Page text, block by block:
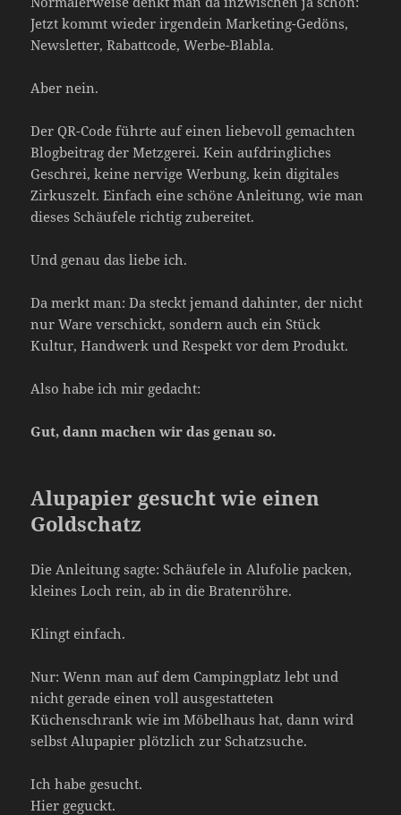
Jetzt kommt wieder irgendein Marketing-Gedöns,
Newsletter, Rabattcode, Werbe-Blabla.
Aber nein.
Der QR-Code führte auf einen liebevoll gemachten
Blogbeitrag der Metzgerei. Kein aufdringliches
Geschrei, keine nervige Werbung, kein digitales
Zirkuszelt. Einfach eine schöne Anleitung, wie man
dieses Schäufele richtig zubereitet.
Und genau das liebe ich.
Da merkt man: Da steckt jemand dahinter, der nicht
nur Ware verschickt, sondern auch ein Stück
Kultur, Handwerk und Respekt vor dem Produkt.
Also habe ich mir gedacht:
Gut, dann machen wir das genau so.
Alupapier gesucht wie einen
Goldschatz
Die Anleitung sagte: Schäufele in Alufolie packen,
kleines Loch rein, ab in die Bratenröhre.
Klingt einfach.
Nur: Wenn man auf dem Campingplatz lebt und
nicht gerade einen voll ausgestatteten
Küchenschrank wie im Möbelhaus hat, dann wird
selbst Alupapier plötzlich zur Schatzsuche.
Ich habe gesucht.
Hier geguckt.